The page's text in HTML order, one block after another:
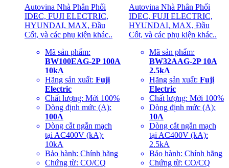
Autovina Nhà Phân Phối
IDEC, FUJI ELECTRIC,
HYUNDAI, MAX, Đầu
Cốt, và các phụ kiện khác..
Mã sản phẩm:
BW100EAG-2P 100A
10kA
Hãng sản xuất: Fuji
Electric
Chất lượng: Mới 100%
Dòng định mức (A):
100A
Dòng cắt ngắn mạch
tại AC400V (kA):
10kA
Bảo hành: Chính hãng
Chứng từ: CO/CQ
Autovina Nhà Phân Phối
IDEC, FUJI ELECTRIC,
HYUNDAI, MAX, Đầu
Cốt, và các phụ kiện khác..
Mã sản phẩm:
BW32AAG-2P 10A
2.5kA
Hãng sản xuất: Fuji
Electric
Chất lượng: Mới 100%
Dòng định mức (A):
10A
Dòng cắt ngắn mạch
tại AC400V (kA):
2.5kA
Bảo hành: Chính hãng
Chứng từ: CO/CQ